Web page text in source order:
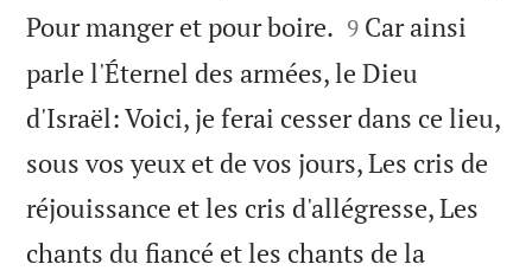
Pour manger et pour boire. 

9 Car ainsi
parle l'Éternel des armées, le Dieu
d'Israël: Voici, je ferai cesser dans ce lieu,
sous vos yeux et de vos jours, Les cris de
réjouissance et les cris d'allégresse, Les
chants du fiancé et les chants de la